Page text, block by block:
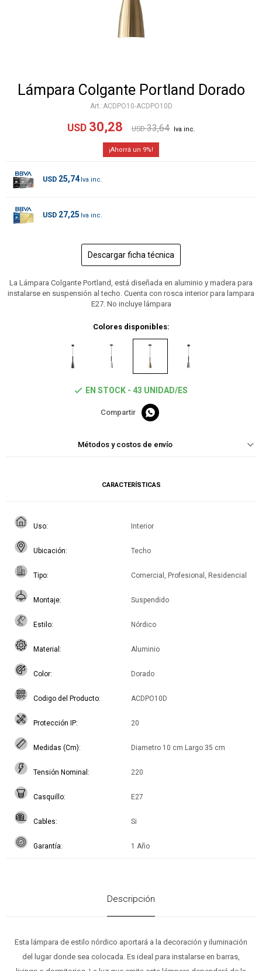
Lámpara Colgante Portland Dorado
ACDPO10-ACDPO10D
USD 30,28 USD 33,64
9
USD 25,74
USD 27,25
Descargar ficha técnica
La Lámpara Colgante Portland, está diseñada en aluminio y madera para
instalarse en suspensión al techo. Cuenta con rosca interior para lampara
E27. No incluye lámpara
Colores disponibles:
EN STOCK - 43 UNIDAD/ES

Métodos y costos de envío
CARACTERÍSTICAS
Uso Interior
Ubicación Techo
Tipo Comercial, Profesional, Residencial
Montaje Suspendido
Estilo Nórdico
Material Aluminio
Color Dorado
Codigo del Producto ACDPO10D
Protección IP 20
Medidas (Cm) Diametro 10 cm Largo 35 cm
Tensión Nominal 220
Casquillo E27
Cables Si
Garantía 1 Año
Descripción
Esta lámpara de estilo nórdico aportará a la decoración y iluminación
del lugar donde sea colocada. Es ideal para instalarse en barras,